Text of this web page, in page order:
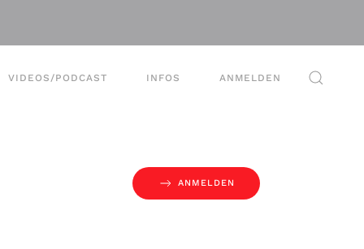
VIDEOS/PODCAST INFOS ANMELDEN
ANMELDEN